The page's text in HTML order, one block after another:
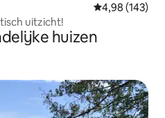
Gemiddelde
4,98 (143)
uitzicht!
huizen